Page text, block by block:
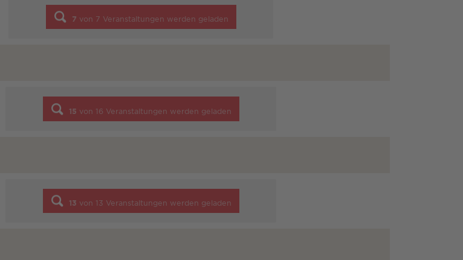
7 von 7 Veranstaltungen werden geladen
15 von 16 Veranstaltungen werden geladen
13 von 13 Veranstaltungen werden geladen